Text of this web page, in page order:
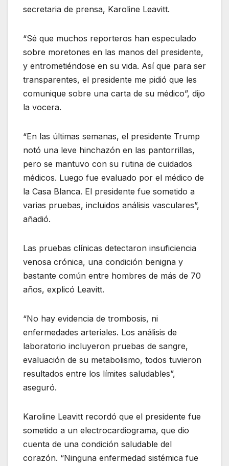
secretaria de prensa, Karoline Leavitt.
“Sé que muchos reporteros han especulado
sobre moretones en las manos del presidente,
y entrometiéndose en su vida. Así que para ser
transparentes, el presidente me pidió que les
comunique sobre una carta de su médico”, dijo
la vocera.
“En las últimas semanas, el presidente Trump
notó una leve hinchazón en las pantorrillas,
pero se mantuvo con su rutina de cuidados
médicos. Luego fue evaluado por el médico de
la Casa Blanca. El presidente fue sometido a
varias pruebas, incluidos análisis vasculares”,
añadió.
Las pruebas clínicas detectaron insuficiencia
venosa crónica, una condición benigna y
bastante común entre hombres de más de 70
años, explicó Leavitt.
“No hay evidencia de trombosis, ni
enfermedades arteriales. Los análisis de
laboratorio incluyeron pruebas de sangre,
evaluación de su metabolismo, todos tuvieron
resultados entre los límites saludables”,
aseguró.
Karoline Leavitt recordó que el presidente fue
sometido a un electrocardiograma, que dio
cuenta de una condición saludable del
corazón. “Ninguna enfermedad sistémica fue